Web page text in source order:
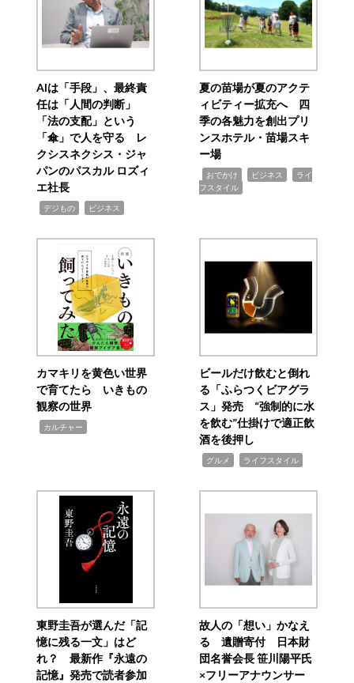
AIは「手段」、最終責
任は「人間の判断」
「法の支配」という
「傘」で人を守る レ
クシスネクシス・ジャ
パンのパスカル ロズィ
エ社長
デジもの ビジネス
夏の苗場が夏のアクテ
ィビティー拡充へ 四
季の各魅力を創出プリ
ンスホテル・苗場スキ
ー場
おでかけ ビジネス
ライ
フスタイル
カマキリを黄色い世界
で育てたら いきもの
観察の世界
カルチャー
ビールだけ飲むと倒れ
る「ふらつくビアグラ
ス」発売 “強制的に水
を飲む”仕掛けで適正飲
酒を後押し
グルメ ライフスタイル
東野圭吾が選んだ「記
憶に残る一文」はど
れ？ 最新作『永遠の
記憶』発売で読者参加
故人の「想い」かなえ
る 遺贈寄付 日本財
団名誉会長 笹川陽平氏
×フリーアナウンサー